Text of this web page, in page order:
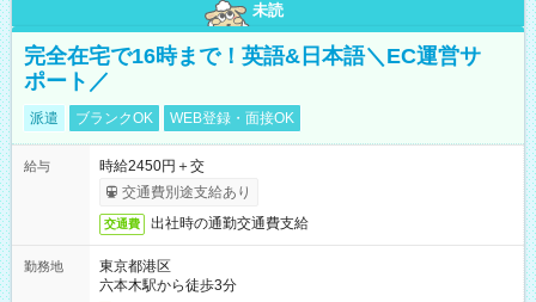
未読
完全在宅で16時まで！英語&日本語＼EC運営サ
ポート／
派遣 ブランクOK WEB登録・面接OK
給与
時給2450円＋交
交通費別途支給あり
交通費 出社時の通勤交通費支給
勤務地
東京都港区
六本木駅から徒歩3分